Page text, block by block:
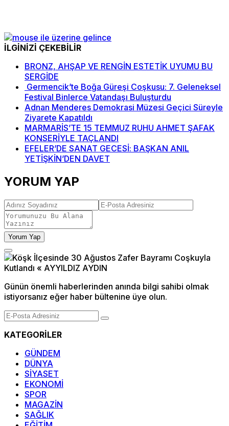
İLGİNİZİ ÇEKEBİLİR
BRONZ, AHŞAP VE RENGİN ESTETİK UYUMU BU
SERGİDE
Germencik’te Boğa Güreşi Coşkusu: 7. Geleneksel
Festival Binlerce Vatandaşı Buluşturdu
Adnan Menderes Demokrasi Müzesi Geçici Süreyle
Ziyarete Kapatıldı
MARMARİS’TE 15 TEMMUZ RUHU AHMET ŞAFAK
KONSERİYLE TAÇLANDI
EFELER’DE SANAT GECESİ: BAŞKAN ANIL
YETİŞKİN’DEN DAVET
YORUM YAP
Yorum Yap
Günün önemli haberlerinden anında bilgi sahibi olmak
istiyorsanız eğer haber bültenine üye olun.
KATEGORİLER
GÜNDEM
DÜNYA
SİYASET
EKONOMİ
SPOR
MAGAZİN
SAĞLIK